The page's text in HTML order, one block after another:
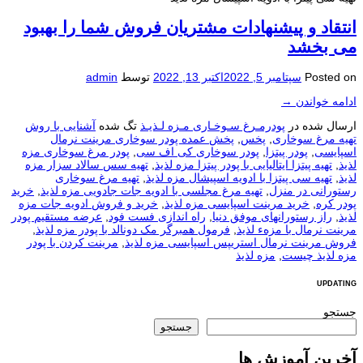
انتقاد و پيشنهادات مشتریان فروش شما را بهبود
می بخشد
Posted on سپتامبر 5, 2022 اکتبر 13, 2022 توسط admin
ادامه خواندن →
ارسال شده در پودرمـرغ سـوخـاری مـزه لـذیـذ تگ شده آشنایی با روش
تهیه مرغ سوخاری, پخس, پخش عمده پودر سوخاری مرینت نرمال
اسپایسی, پودر پیتزا, پودر سوخاری کی اف سی, پودر مرغ سوخاری مزه
لذیذ, تهیه پیتزا ایتالیایی با پودر پیتزا مزه لذیذ, تهیه سس سالاد سزار مزه
لذیذ, تهیه سی پیتزا با ادویه اسپیشال مزه لذیذ, تهیه مرغ سوخاری
رستورانی در منزل, تهیه مرغ مجلسی با ادویه جات جادویی مزه لذیذ, خرید
پودر کره, خرید مرینت اسپایسی مزه لذیذ, خرید و فروش ادویه جات مزه
لذیذ, راز رستورانهای موفق دنیا, راه اندازی فست فود, عرضه مستقیم پودر
مرینت نرمال با مزهء لذیذ, فرمول همبرگر مک دونالد با پودر مزه لذیذ,
فروش مرینت نرمال استریپس اسپایسی مزه لذیذ, مرینت کردن با پودر
مزه لذیذ چیست, مزه لذیذ
UPDATING
جستجو
جستجو
آخرین آموزش ها